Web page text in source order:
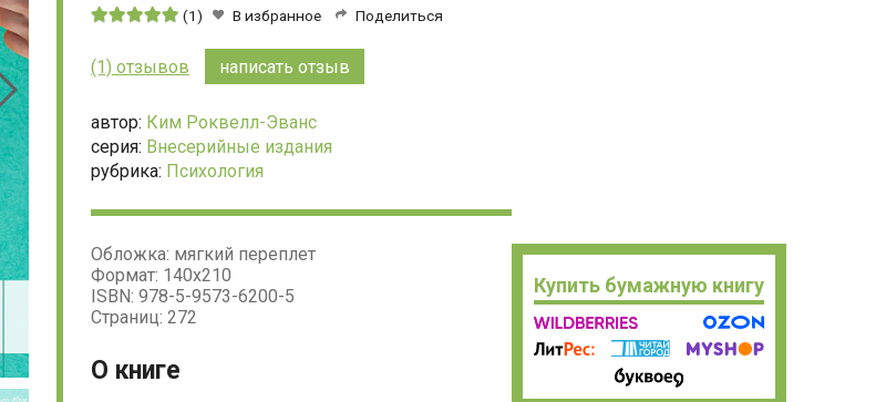
Средняя
из
(1) В избранное Поделиться
(1) отзывов написать отзыв
автор: Ким Роквелл-Эванс
серия: Внесерийные издания
рубрика: Психология
Купить бумажную книгу
Обложка: мягкий переплет
Формат: 140х210
ISBN: 978-5-9573-6200-5
Страниц: 272
О книге